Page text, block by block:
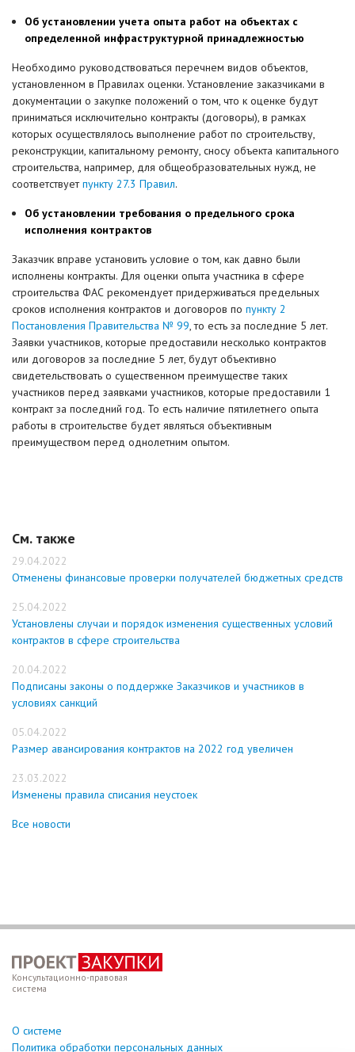
Об установлении учета опыта работ на объектах с
определенной инфраструктурной принадлежностью
Необходимо руководствоваться перечнем видов объектов,
установленном в Правилах оценки. Установление заказчиками в
документации о закупке положений о том, что к оценке будут
приниматься исключительно контракты (договоры), в рамках
которых осуществлялось выполнение работ по строительству,
реконструкции, капитальному ремонту, сносу объекта капитального
строительства, например, для общеобразовательных нужд, не
соответствуетпункту 27.3 Правил.
Об установлении требования о предельного срока
исполнения контрактов
Заказчик вправе установить условие о том, как давно были
исполнены контракты. Для оценки опыта участника в сфере
строительства ФАС рекомендует придерживаться предельных
сроков исполнения контрактов и договоров по пункту 2
Постановления Правительства № 99, то есть за последние 5 лет.
Заявки участников, которые предоставили несколько контрактов
или договоров за последние 5 лет, будут объективно
свидетельствовать о существенном преимуществе таких
участников перед заявками участников, которые предоставили 1
контракт за последний год. То есть наличие пятилетнего опыта
работы в строительстве будет являться объективным
преимуществом перед однолетним опытом.
См. также
29.04.2022
Отменены финансовые проверки получателей бюджетных средств
25.04.2022
Установлены случаи и порядок изменения существенных условий
контрактов в сфере строительства
20.04.2022
Подписаны законы о поддержке Заказчиков и участников в
условиях санкций
05.04.2022
Размер авансирования контрактов на 2022 год увеличен
23.03.2022
Изменены правила списания неустоек
Все новости
Консультационно-правовая
система
О системе
Политика обработки персональных данных